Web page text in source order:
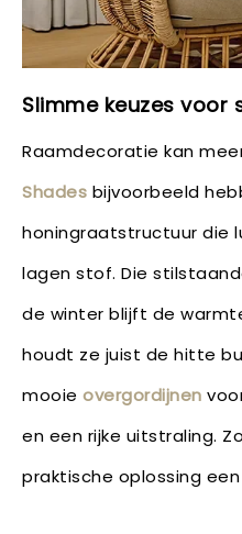
Slimme keuzes voor
Raamdecoratie kan
Shades bijvoorbeeld
honingraatstructuur die
lagen stof. Die
de winter blijft de
houdt ze juist de hitte
mooie overgordijnen
en een rijke uitstraling.
praktische oplossing